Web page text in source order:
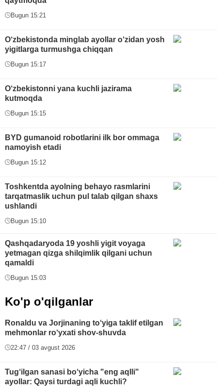
Bugun 15:21
O‘zbekistonda minglab ayollar o‘zidan yosh
yigitlarga turmushga chiqqan
Bugun 15:17
O‘zbekistonni yana kuchli jazirama
kutmoqda
Bugun 15:15
BYD gumanoid robotlarini ilk bor ommaga
namoyish etadi
Bugun 15:12
Toshkentda ayolning behayo rasmlarini
tarqatmaslik uchun pul talab qilgan shaxs
ushlandi
Bugun 15:10
Qashqadaryoda 19 yoshli yigit voyaga
yetmagan qizga shilqimlik qilgani uchun
qamaldi
Bugun 15:03
Ko'p o'qilganlar
Ronaldu va Jorjinaning to‘yiga taklif etilgan
mehmonlar ro‘yxati shov-shuvda
22:47 / 03 avgust 2026
Tug‘ilgan sanasi bo‘yicha "eng aqlli"
ayollar: Qaysi turdagi aqli kuchli?